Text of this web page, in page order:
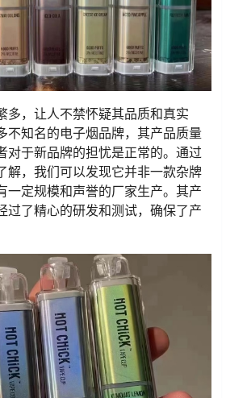
多，让人不禁怀疑其品质和真实
不知名的电子烟品牌，其产品质量
对于新品牌的担忧是正常的。通过
解，我们可以发现它并非一款杂牌
一定规模和声誉的厂家生产。其产
过了精心的研发和测试，确保了产